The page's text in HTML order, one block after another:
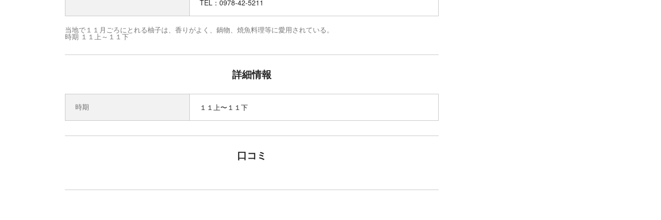
TEL：0978-42-5211
当地で１１月ごろにとれる柚子は、香りがよく、鍋物、焼魚料理等に愛用されている。
時期 １１上～１１下
詳細情報
時期 １１上〜１１下
口コミ